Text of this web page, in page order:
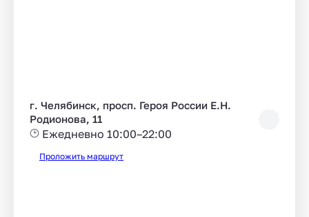
г. Челябинск, просп. Героя России Е.Н.
Родионова, 11
Ежедневно 10:00–22:00
Проложить маршрут